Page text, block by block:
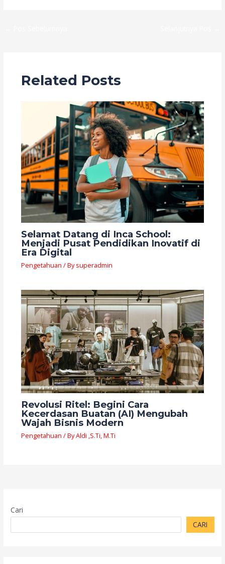
Related Posts
Selamat Datang di Inca School:
Menjadi Pusat Pendidikan Inovatif di
Era Digital
Pengetahuan / Bysuperadmin
Revolusi Ritel: Begini Cara
Kecerdasan Buatan (AI) Mengubah
Wajah Bisnis Modern
Pengetahuan / ByAldi ,S.Ti, M.Ti
Cari
CARI